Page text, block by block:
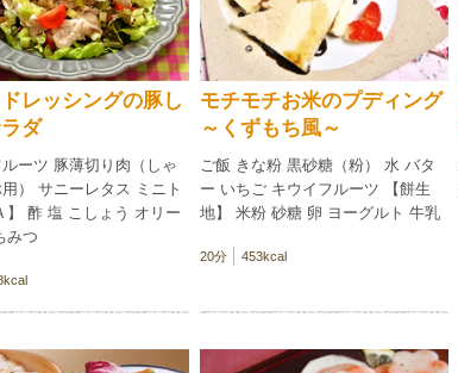
レッシングの豚し
ダ
ーツ 豚薄切り肉（しゃ
） サニーレタス ミニト
】 酢 塩 こしょう オリー
みつ
モチモチお米のプディング
～くずもち風～
ご飯 きな粉 黒砂糖（粉） 水 バタ
ー いちご キウイフルーツ 【餅生
地】 米粉 砂糖 卵 ヨーグルト 牛乳
20分 453kcal